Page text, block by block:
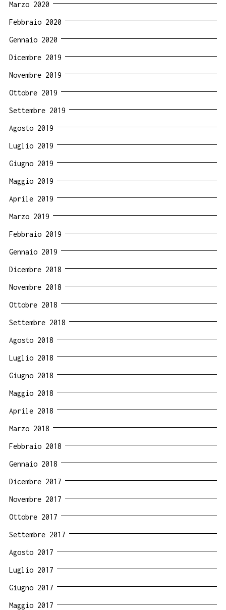
Marzo 2020
Febbraio 2020
Gennaio 2020
Dicembre 2019
Novembre 2019
Ottobre 2019
Settembre 2019
Agosto 2019
Luglio 2019
Giugno 2019
Maggio 2019
Aprile 2019
Marzo 2019
Febbraio 2019
Gennaio 2019
Dicembre 2018
Novembre 2018
Ottobre 2018
Settembre 2018
Agosto 2018
Luglio 2018
Giugno 2018
Maggio 2018
Aprile 2018
Marzo 2018
Febbraio 2018
Gennaio 2018
Dicembre 2017
Novembre 2017
Ottobre 2017
Settembre 2017
Agosto 2017
Luglio 2017
Giugno 2017
Maggio 2017